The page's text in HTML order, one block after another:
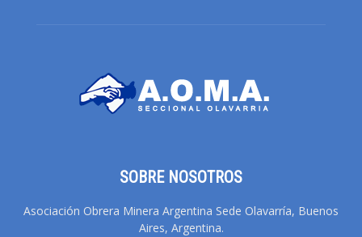
SOBRE NOSOTROS
Asociación Obrera Minera Argentina Sede Olavarría, Buenos
Aires, Argentina.